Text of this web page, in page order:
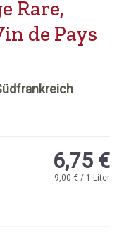
Rare,
de Pays
6,75 €
9,00 € / 1 Liter